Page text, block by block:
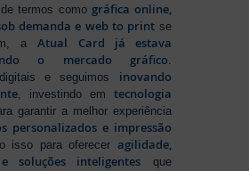
termos como gráfica online,
demanda e web to printse
aAtual Card já estava
o mercado gráfico.
e seguimos inovando
, investindo em tecnologia
garantir a melhor experiência
personalizados e impressão
isso para oferecer agilidade,
soluções inteligentes que